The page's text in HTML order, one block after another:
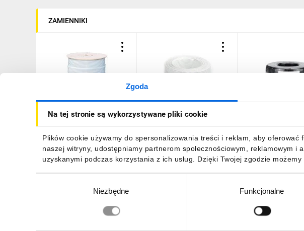
Zgoda
Na tej stronie są wykorzystywane pliki cookie
Plików cookie używamy do spersonalizowania treści i reklam, aby
naszej witryny, udostępniamy partnerom społecznościowym, reklamowym
uzyskanymi podczas korzystania z ich usług. Dzięki Twojej zgodzie
Niezbędne Funkcjonalne
ZAMIENNIKI
Kabel antenowy RG6
500m szpula LIBOX
359,47 zł brutto
Kabel antenowy
RG6U/50m CCS100 LIBOX
36,77 zł brutto 57,11 zł brutto